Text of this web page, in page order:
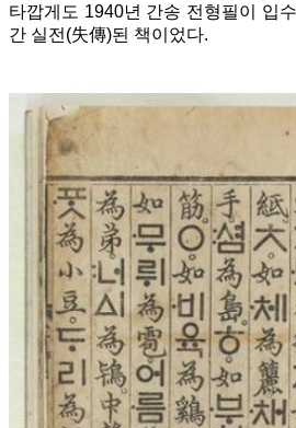
타깝게도 1940년 간송 전형필이 입
간 실전(失傳)된 책이었다.